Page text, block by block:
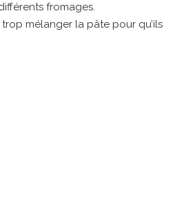
fromages.
mélanger la pâte pour qu’ils